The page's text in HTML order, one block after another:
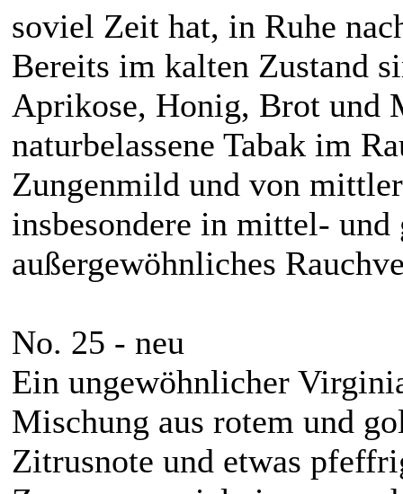
soviel Zeit hat, in Ruhe
Bereits im kalten Zustand
Aprikose, Honig, Brot und
naturbelassene Tabak im
Zungenmild und von
insbesondere in mittel-
außergewöhnliches
No. 25 - neu
Ein ungewöhnlicher
Mischung aus rotem und
Zitrusnote und etwas